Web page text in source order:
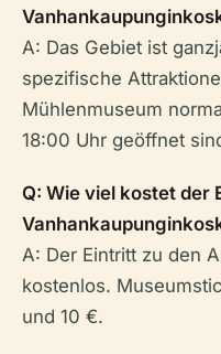
A: Das Gebiet ist
spezifische
Mühlenmuseum
18:00 Uhr geöffnet
Q: Wie viel kostet der
A: Der Eintritt zu den
kostenlos.
und 10 €.